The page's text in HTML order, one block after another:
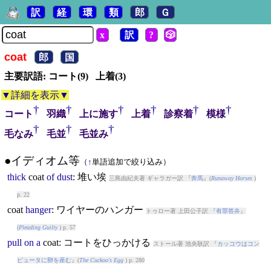
訳 経 環 類 郎 Ｇ
x 訳 ? 🎲
coat 郎
国
主要訳語: コート(9) 上着(3)
▼詳細を表示▼
コート† 羽織† 上に施す† 上着† 診察着† 模様†
毛なみ† 毛並† 毛並み†
●イディオム等（ ↑単語追加で絞り込み）
thick coat of dust: 堆い埃 三島由紀夫著 ギャラガー訳 『奔馬』(Runaway Horses)
p. 22
coat hanger: ワイヤーのハンガー トゥロー著 上田公子訳 『有罪答弁』
(Pleading Guilty) p. 57
pull on a coat: コートをひっかける ストール著 池央耿訳 『カッコウはコン
ピュータに卵を産む』(The Cuckoo's Egg) p. 280